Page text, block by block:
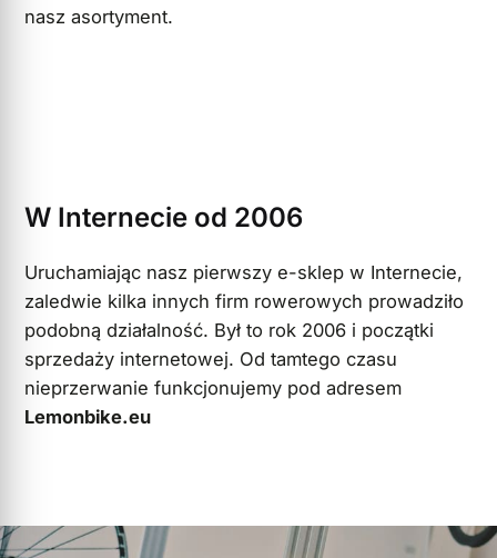
nasz asortyment.
W Internecie od 2006
Uruchamiając nasz pierwszy e-sklep w Internecie,
zaledwie kilka innych firm rowerowych prowadziło
podobną działalność. Był to rok 2006 i początki
sprzedaży internetowej. Od tamtego czasu
nieprzerwanie funkcjonujemy pod adresem
Lemonbike.eu